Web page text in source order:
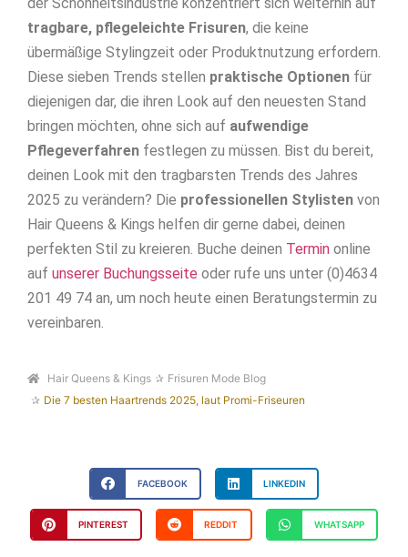
tragbare, pflegeleichte Frisuren, die keine
übermäßige Stylingzeit oder Produktnutzung erfordern.
Diese sieben Trends stellen praktische Optionen für
diejenigen dar, die ihren Look auf den neuesten Stand
bringen möchten, ohne sich auf aufwendige
Pflegeverfahren festlegen zu müssen. Bist du bereit,
deinen Look mit den tragbarsten Trends des Jahres
2025 zu verändern? Die professionellen Stylisten von
Hair Queens & Kings helfen dir gerne dabei, deinen
perfekten Stil zu kreieren. Buche deinen Termin online
auf unserer Buchungsseite oder rufe uns unter (0)4634
201 49 74 an, um noch heute einen Beratungstermin zu
vereinbaren.
Hair Queens & Kings
Frisuren Mode Blog
Die 7 besten Haartrends 2025, laut Promi-Friseuren
FACEBOOK LINKEDIN
PINTEREST REDDIT WHATSAPP